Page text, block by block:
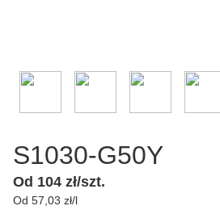
S1030-G50Y
Od 104 zł/szt.
Od 57,03 zł/l